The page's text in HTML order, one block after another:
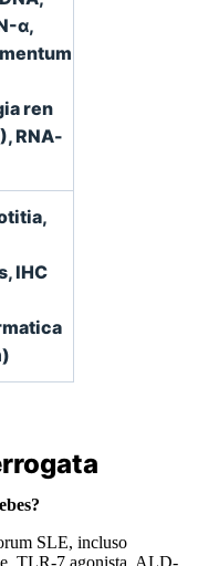
α,
ren
RNA-
IHC
SLE, incluso
TLR-7 agonista, ALD-